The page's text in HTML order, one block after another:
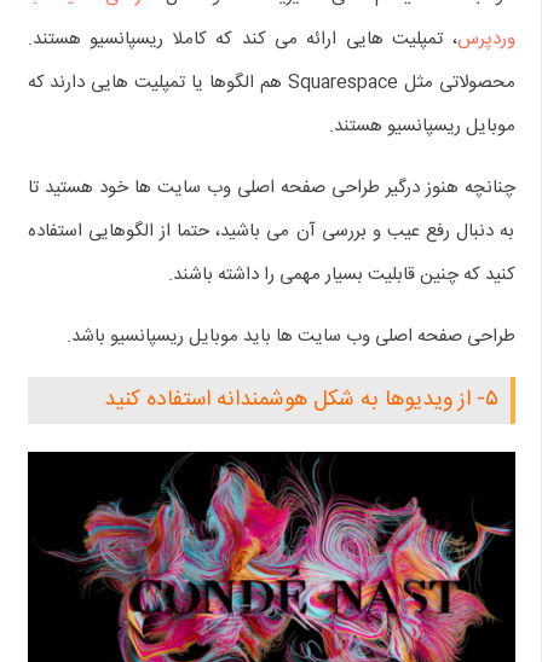
وردپرس، تمپلیت هایی ارائه می کند که کاملا ریسپانسیو هستند.
محصولاتی مثل Squarespace هم الگوها یا تمپلیت هایی دارند که
موبایل ریسپانسیو هستند.
چنانچه هنوز درگیر طراحی صفحه اصلی وب سایت ها خود هستید تا
به دنبال رفع عیب و بررسی آن می باشید، حتما از الگوهایی استفاده
کنید که چنین قابلیت بسیار مهمی را داشته باشند.
طراحی صفحه اصلی وب سایت ها باید موبایل ریسپانسیو باشد.
۵- از ویدیوها به شکل هوشمندانه استفاده کنید